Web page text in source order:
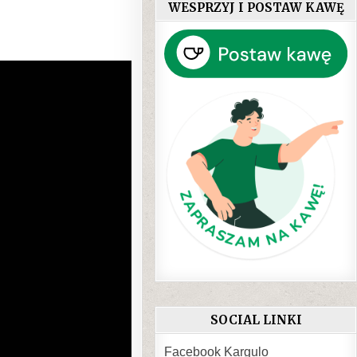
WESPRZYJ I POSTAW KAWĘ
SOCIAL LINKI
Facebook Kargulo